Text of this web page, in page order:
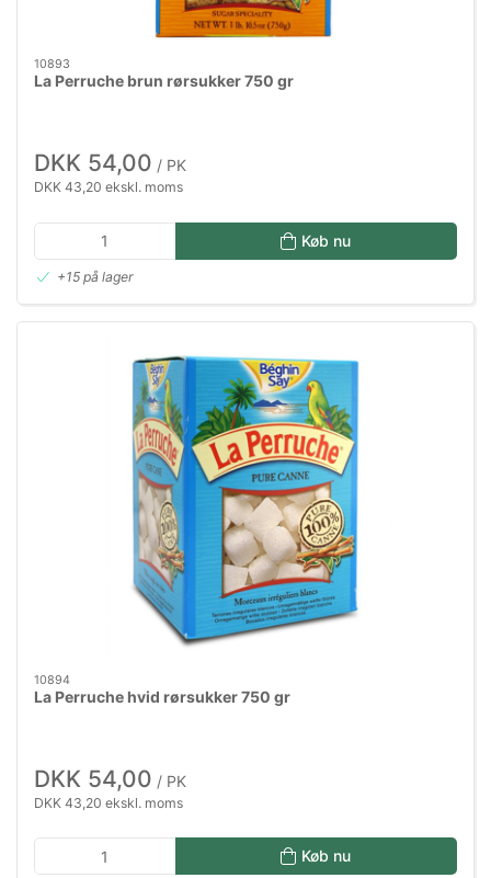
10893
La Perruche brun rørsukker 750 gr
DKK 54,00 / PK
DKK 43,20 ekskl. moms
Køb nu
+15 på lager
10894
La Perruche hvid rørsukker 750 gr
DKK 54,00 / PK
DKK 43,20 ekskl. moms
Køb nu